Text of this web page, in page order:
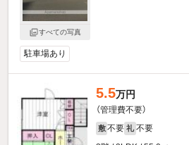
すべての写真
駐車場あり
5.5万円
（管理費不要）
敷 不要 礼 不要